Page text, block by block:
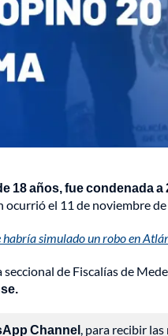
18 años, fue condenada
ocurrió el 11 de noviembre
simulado un robo en
de Fiscalías de
Channel, para recibir